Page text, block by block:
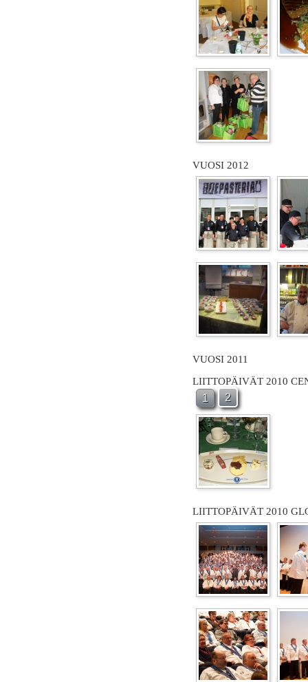
VUOSI 2012
VUOSI 2011
LIITTOPÄIVÄT 2010
1 2
LIITTOPÄIVÄT 2010